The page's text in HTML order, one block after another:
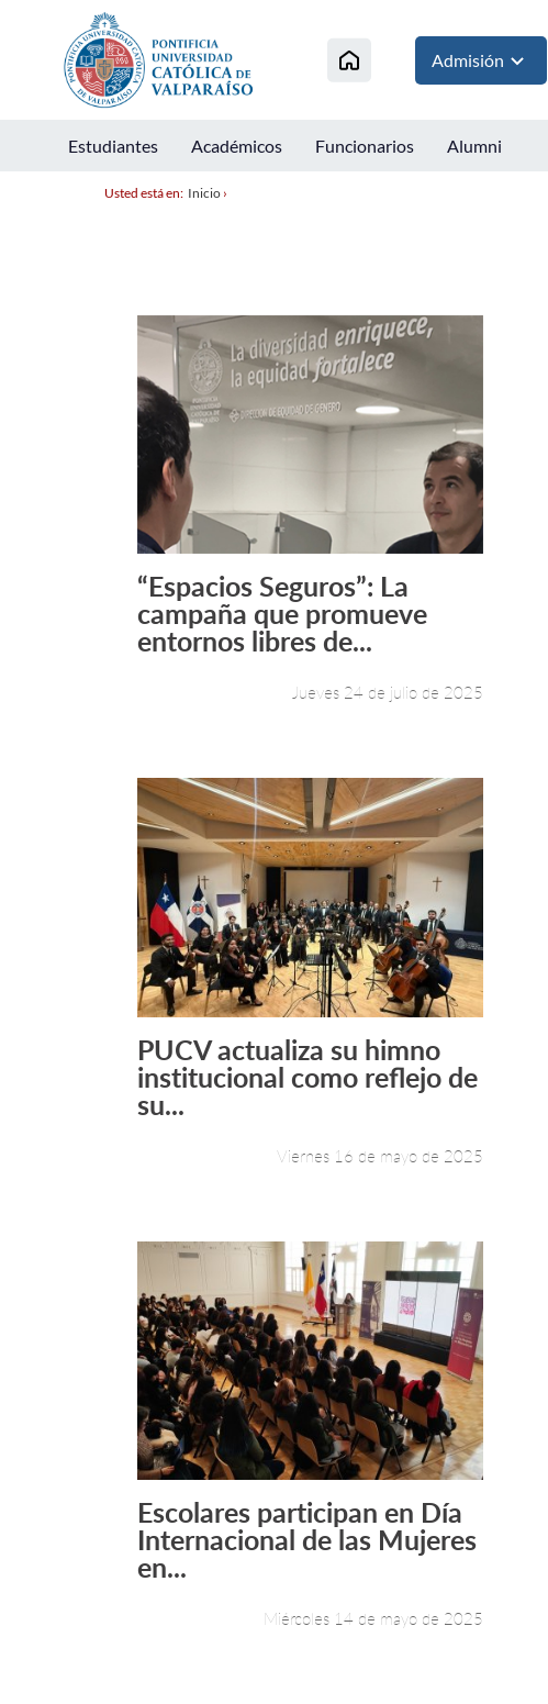
Admisión
Estudiantes Académicos Funcionarios Alumni
Usted está en: Inicio›
Leer más +
“Espacios Seguros”: La
campaña que promueve
entornos libres de...
Jueves 24 de julio de 2025
Leer más +
PUCV actualiza su himno
institucional como reflejo de
su...
Viernes 16 de mayo de 2025
Leer más +
Escolares participan en Día
Internacional de las Mujeres
en...
Miércoles 14 de mayo de 2025